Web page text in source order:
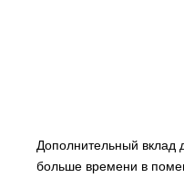
Дополнительный вклад
больше времени в